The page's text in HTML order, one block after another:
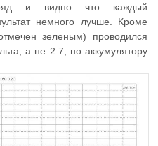
и видно что каждый
немного лучше. Кроме
зеленым) проводился
а не 2.7, но аккумулятору